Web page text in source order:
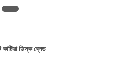
কাটিয়া ডিস্ক ব্লেড